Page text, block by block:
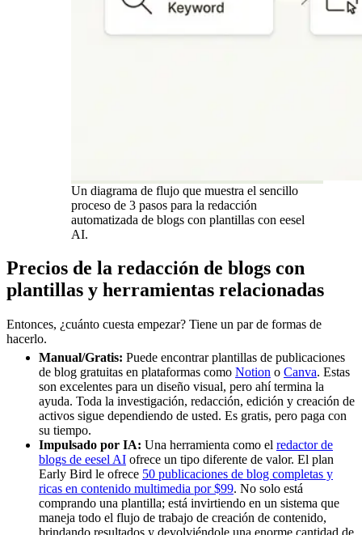
Un diagrama de flujo que muestra el sencillo
proceso de 3 pasos para la redacción
automatizada de blogs con plantillas con eesel
AI.
Precios de la redacción de blogs con
plantillas y herramientas relacionadas
Entonces, ¿cuánto cuesta empezar? Tiene un par de formas de
hacerlo.
Manual/Gratis: Puede encontrar plantillas de publicaciones
de blog gratuitas en plataformas como Notion o Canva. Estas
son excelentes para un diseño visual, pero ahí termina la
ayuda. Toda la investigación, redacción, edición y creación de
activos sigue dependiendo de usted. Es gratis, pero paga con
su tiempo.
Impulsado por IA: Una herramienta como el redactor de
blogs de eesel AI ofrece un tipo diferente de valor. El plan
Early Bird le ofrece 50 publicaciones de blog completas y
ricas en contenido multimedia por $99. No solo está
comprando una plantilla; está invirtiendo en un sistema que
maneja todo el flujo de trabajo de creación de contenido,